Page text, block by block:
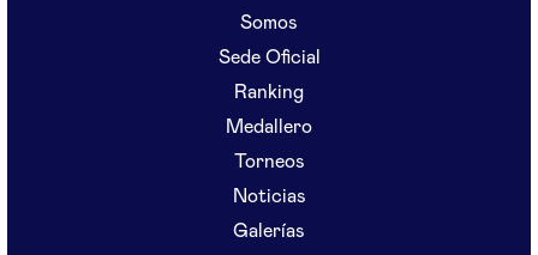
Somos
Sede Oficial
Ranking
Medallero
Torneos
Noticias
Galerías